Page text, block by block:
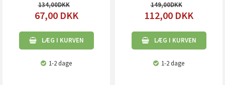
134,00
67,00 DKK
LÆG I KURVEN
1-2 dage
149,00
112,00 DKK
LÆG I KURVEN
1-2 dage